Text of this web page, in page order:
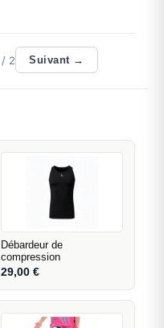
/ 2 Suivant →
Débardeur de
compression
29,00€